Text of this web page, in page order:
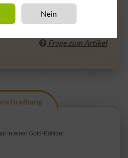
Frage zum Artikel
in einer Gold-Edition!
Nein